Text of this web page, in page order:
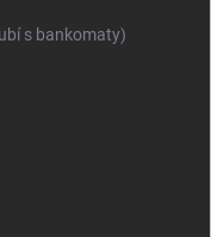
s bankomaty)